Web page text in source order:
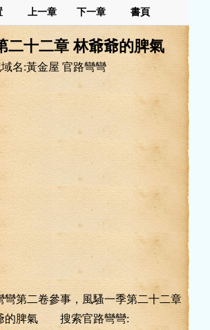
上一章 下一章 書頁
二十二章 林爺爺的脾氣
名:黃金屋 官路彎彎
彎第二卷參事，風騷一季第二十二章
的脾氣 搜索官路彎彎: